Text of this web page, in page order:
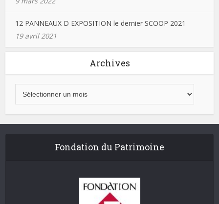
12 PANNEAUX D EXPOSITION le dernier SCOOP 2021
19 avril 2021
Archives
Fondation du Patrimoine